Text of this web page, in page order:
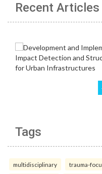
Recent Articles
Tags
multidisciplinary trauma-